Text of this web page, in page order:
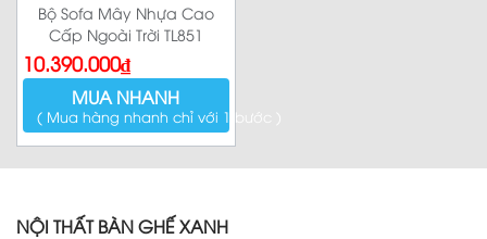
Bộ Sofa Mây Nhựa Cao
Cấp Ngoài Trời TL851
10.390.000₫
MUA NHANH
( Mua hàng nhanh chỉ với 1 bước )
NỘI THẤT BÀN GHẾ XANH